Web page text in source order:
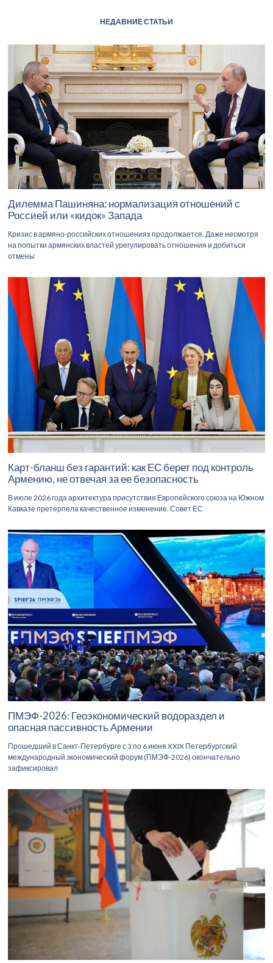
НЕДАВНИЕ СТАТЬИ
Дилемма Пашиняна: нормализация отношений с
Россией или «кидок» Запада
Кризис в армяно-российских отношениях продолжается. Даже несмотря
на попытки армянских властей урегулировать отношения и добиться
отмены
Карт-бланш без гарантий: как ЕС берет под контроль
Армению, не отвечая за ее безопасность
В июле 2026 года архитектура присутствия Европейского союза на Южном
Кавказе претерпела качественное изменение. Совет ЕС
ПМЭФ-2026: Геоэкономический водораздел и
опасная пассивность Армении
Прошедший в Санкт-Петербурге с 3 по 6 июня XXIX Петербургский
международный экономический форум (ПМЭФ-2026) окончательно
зафиксировал